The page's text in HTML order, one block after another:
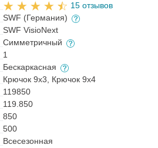
15 отзывов
SWF (Германия)
SWF VisioNext
Симметричный
1
Бескаркасная
Крючок 9x3, Крючок 9x4
119850
119.850
850
500
Всесезонная